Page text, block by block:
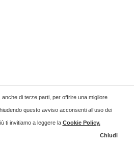
di terze parti, per offrire una migliore
questo avviso acconsenti all’uso dei
ti invitiamo a leggere la Cookie Policy.
Chiudi